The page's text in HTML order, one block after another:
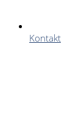
Kontakt